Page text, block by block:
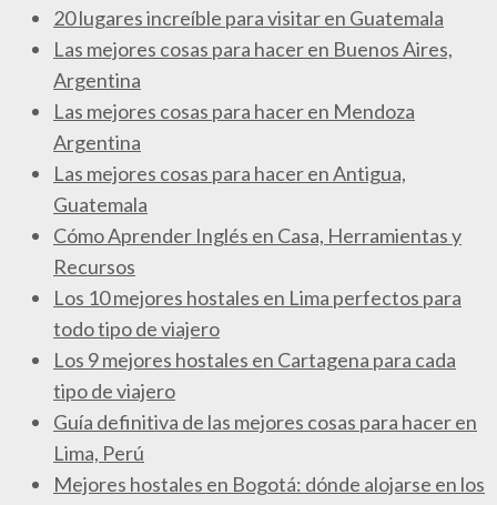
20 lugares increíble para visitar en Guatemala
Las mejores cosas para hacer en Buenos Aires,
Argentina
Las mejores cosas para hacer en Mendoza
Argentina
Las mejores cosas para hacer en Antigua,
Guatemala
Cómo Aprender Inglés en Casa, Herramientas y
Recursos
Los 10 mejores hostales en Lima perfectos para
todo tipo de viajero
Los 9 mejores hostales en Cartagena para cada
tipo de viajero
Guía definitiva de las mejores cosas para hacer en
Lima, Perú
Mejores hostales en Bogotá: dónde alojarse en los